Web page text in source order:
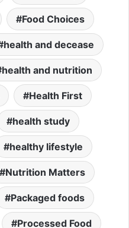
Food Choices
health and decease
health and nutrition
Health First
health study
healthy lifestyle
Nutrition Matters
Packaged foods
Processed Food